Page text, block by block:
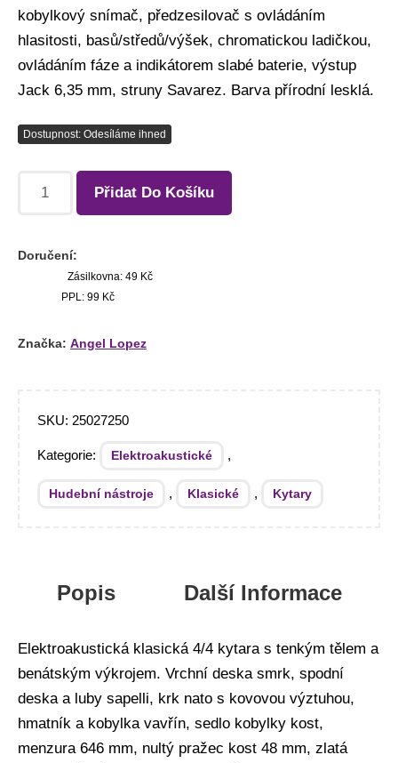
kobylkový snímač, předzesilovač s ovládáním
hlasitosti, basů/středů/výšek, chromatickou ladičkou,
ovládáním fáze a indikátorem slabé baterie, výstup
Jack 6,35 mm, struny Savarez. Barva přírodní lesklá.
Dostupnost: Odesíláme ihned
Přidat Do Košíku
Doručení:
Zásilkovna: 49 Kč
PPL: 99 Kč
Značka: Angel Lopez
SKU: 25027250
Kategorie: Elektroakustické ,
Hudební nástroje , Klasické , Kytary
Popis Další Informace
Elektroakustická klasická 4/4 kytara s tenkým tělem a
benátským výkrojem. Vrchní deska smrk, spodní
deska a luby sapelli, krk nato s kovovou výztuhou,
hmatník a kobylka vavřín, sedlo kobylky kost,
menzura 646 mm, nultý pražec kost 48 mm, zlatá